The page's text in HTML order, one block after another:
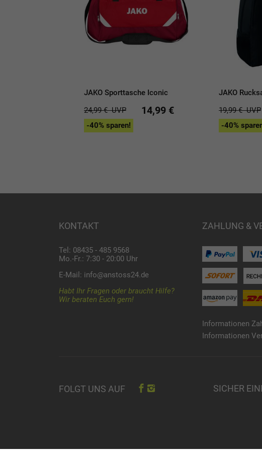
JAKO Sporttasche Iconic
24,99 €UVP 14,99 €
-40% sparen!
JAKO
19,99 €UVP
-40%
KONTAKT
Tel: 08435 - 485 9568
Mo.-Fr.: 7:30 - 20:00 Uhr
E-Mail: info@anstoss24.de
Habt Ihr Fragen oder braucht Hilfe?
Wir beraten Euch gern!
ZAHLUNG &
Informationen
Informationen
FOLGT UNS AUF SICHER